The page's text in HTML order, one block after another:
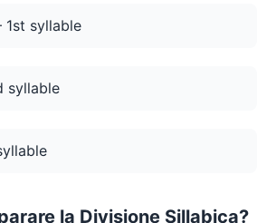
syllable
syllable
la Divisione Sillabica?